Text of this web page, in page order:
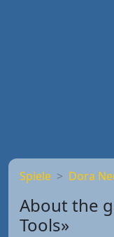
Spiele Dora
About the
Tools»